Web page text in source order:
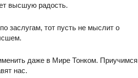
высшую радость.
заслугам, тот пусть не мыслит о
даже в Мире Тонком. Приучимся
нас.